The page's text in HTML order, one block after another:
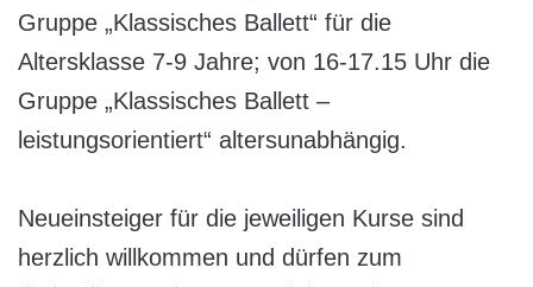
Gruppe „Klassisches Ballett“ für die
Altersklasse 7-9 Jahre; von 16-17.15 Uhr die
Gruppe „Klassisches Ballett –
leistungsorientiert“ altersunabhängig.
Neueinsteiger für die jeweiligen Kurse sind
herzlich willkommen und dürfen zum